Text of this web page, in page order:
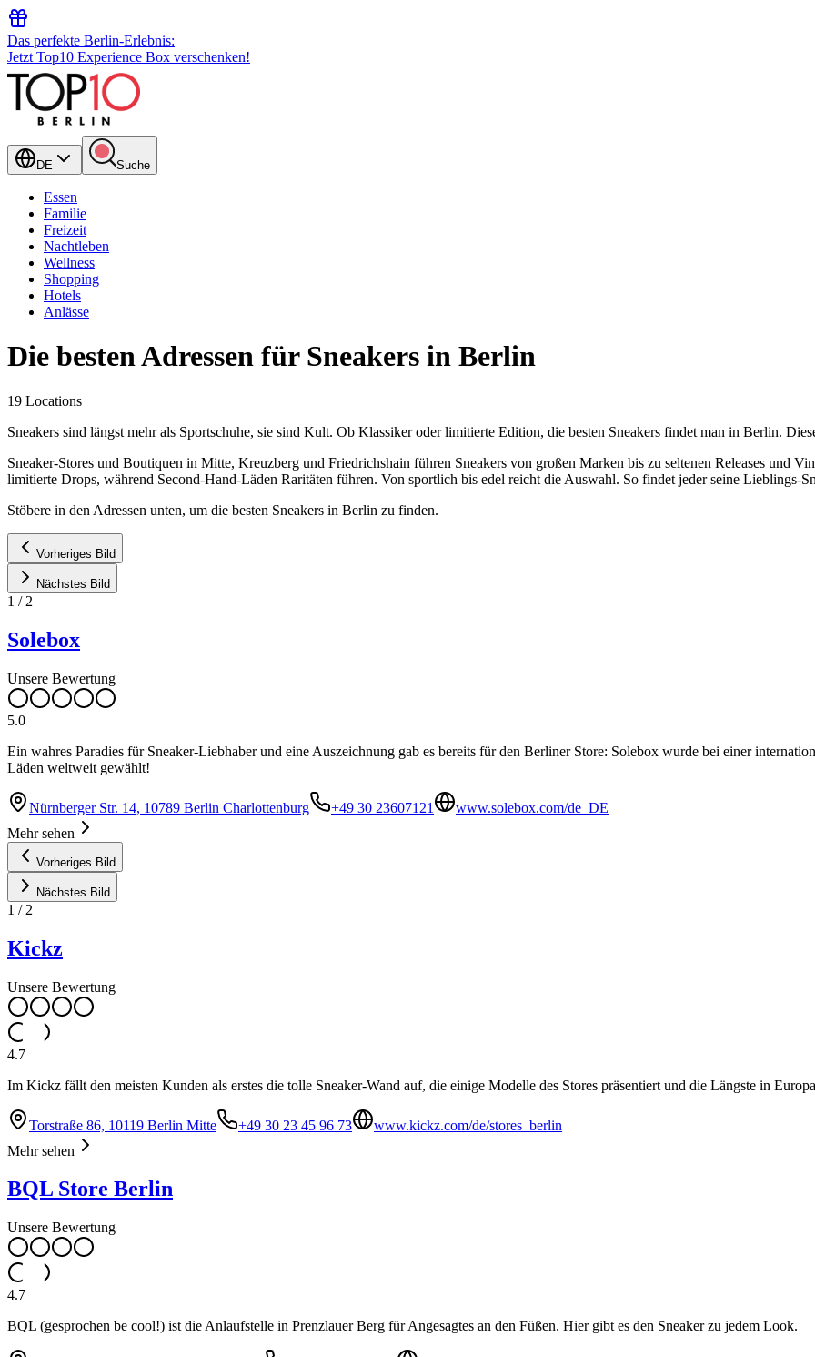
Das perfekte Berlin-Erlebnis:
Jetzt Top10 Experience Box verschenken!
DE Suche
Essen
Familie
Freizeit
Nachtleben
Wellness
Shopping
Hotels
Anlässe
Die besten Adressen für Sneakers in Berlin
19 Locations
Sneakers sind längst mehr als Sportschuhe, sie sind Kult. Ob Klassiker oder limitierte Edition, die besten Sneakers findet man in Berlin.
Sneaker-Stores und Boutiquen in Mitte, Kreuzberg und Friedrichshain führen Sneakers von großen Marken bis zu seltenen Releases und
limitierte Drops, während Second-Hand-Läden Raritäten führen. Von sportlich bis edel reicht die Auswahl. So findet jeder seine Lieblings-
Stöbere in den Adressen unten, um die besten Sneakers in Berlin zu finden.
Vorheriges Bild
Nächstes Bild
1 / 2
Solebox
Unsere Bewertung
5.0
Ein wahres Paradies für Sneaker-Liebhaber und eine Auszeichnung gab es bereits für den Berliner Store: Solebox wurde bei einer
Läden weltweit gewählt!
Nürnberger Str. 14, 10789 Berlin Charlottenburg +49 30 23607121
www.solebox.com/de_DE
Mehr sehen
Vorheriges Bild
Nächstes Bild
1 / 2
Kickz
Unsere Bewertung
4.7
Im Kickz fällt den meisten Kunden als erstes die tolle Sneaker-Wand auf, die einige Modelle des Stores präsentiert und die Längste in
Torstraße 86, 10119 Berlin Mitte +49 30 23 45 96 73
www.kickz.com/de/stores_berlin
Mehr sehen
BQL Store Berlin
Unsere Bewertung
4.7
BQL (gesprochen be cool!) ist die Anlaufstelle in Prenzlauer Berg für Angesagtes an den Füßen. Hier gibt es den Sneaker zu jedem Look.